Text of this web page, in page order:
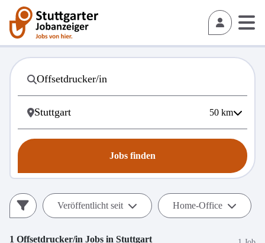
50 km
Jobs finden
Veröffentlicht seit Home-Office
1 Offsetdrucker/in Jobs in Stuttgart